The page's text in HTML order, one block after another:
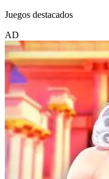
Juegos destacados
AD